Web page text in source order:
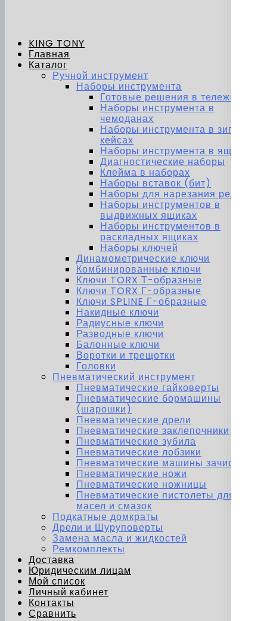
KING TONY
Главная
Каталог
Ручной инструмент
Наборы инструмента
Готовые решения в тележках
Наборы инструмента в
чемоданах
Наборы инструмента в зип-
кейсах
Наборы инструмента в ящиках
Диагностические наборы
Клейма в наборах
Наборы вставок (бит)
Наборы для нарезания резьбы
Наборы инструментов в
выдвижных ящиках
Наборы инструментов в
раскладных ящиках
Наборы ключей
Динамометрические ключи
Комбинированные ключи
Ключи TORX Т-образные
Ключи TORX Г-образные
Ключи SPLINE Г-образные
Накидные ключи
Радиусные ключи
Разводные ключи
Балонные ключи
Воротки и трещотки
Головки
Пневматический инструмент
Пневматические гайковерты
Пневматические бормашины
(шарошки)
Пневматические дрели
Пневматические заклепочники
Пневматические зубила
Пневматические лобзики
Пневматические машины зачистные
Пневматические ножи
Пневматические ножницы
Пневматические пистолеты для
масел и смазок
Подкатные домкраты
Дрели и Шуруповерты
Замена масла и жидкостей
Ремкомплекты
Доставка
Юридическим лицам
Мой список
Личный кабинет
Контакты
Сравнить